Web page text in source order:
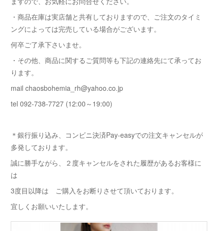
・商品在庫は実店舗と共有しておりますので、ご注文のタイミ
ングによっては完売している場合がございます。
何卒ご了承下さいませ。
・その他、商品に関するご質問等も下記の連絡先にて承ってお
ります。
mail chaosbohemia_rh@yahoo.co.jp
tel 092-738-7727 (12:00～19:00)
＊銀行振り込み、コンビニ決済Pay-easyでの注文キャンセルが
多発しております。
誠に勝手ながら、２度キャンセルをされた履歴があるお客様に
は
3度目以降は ご購入をお断りさせて頂いております。
宜しくお願いいたします。